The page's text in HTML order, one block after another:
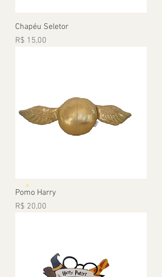
Chapéu Seletor
Preço
R$ 15,00
Pomo Harry
Preço
R$ 20,00